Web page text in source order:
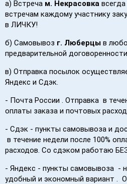
а) Встреча м. Некрасовка
встречам каждому участнику
в ЛИЧКУ!
б) Самовывоз г. Люберцы в
предварительной
в) Отправка посылок
Яндекс и Сдэк.
- Почта России . Отправка в
оплаты заказа и почтовых
- Сдэк - пункты самовывоза и
в течение недели после 100%
расходов. Со сдэком работаю
- Яндекс - пункты самовывоза -
удобный и экономный вариант .